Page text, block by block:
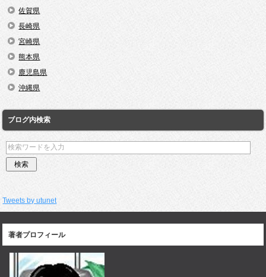
佐賀県
長崎県
宮崎県
熊本県
鹿児島県
沖縄県
ブログ内検索
Tweets by utunet
著者プロフィール